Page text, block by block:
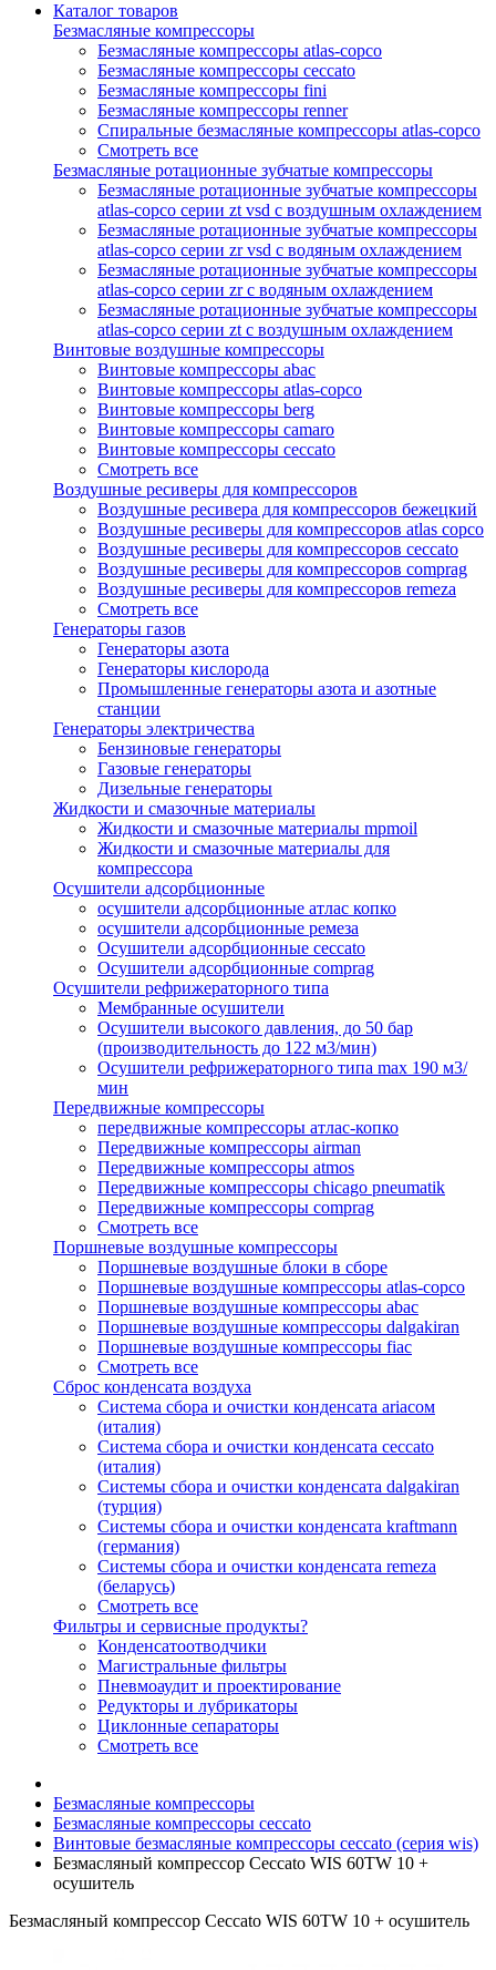
Каталог товаров
Безмасляные компрессоры
Безмасляные компрессоры atlas-copco
Безмасляные компрессоры ceccato
Безмасляные компрессоры fini
Безмасляные компрессоры renner
Спиральные безмасляные компрессоры atlas-copco
Смотреть все
Безмасляные ротационные зубчатые компрессоры
Безмасляные ротационные зубчатые компрессоры
atlas-copco серии zt vsd с воздушным охлаждением
Безмасляные ротационные зубчатые компрессоры
atlas-copco серии zr vsd с водяным охлаждением
Безмасляные ротационные зубчатые компрессоры
atlas-copco серии zr с водяным охлаждением
Безмасляные ротационные зубчатые компрессоры
atlas-copco серии zt с воздушным охлаждением
Винтовые воздушные компрессоры
Винтовые компрессоры abac
Винтовые компрессоры atlas-copco
Винтовые компрессоры berg
Винтовые компрессоры camaro
Винтовые компрессоры ceccato
Смотреть все
Воздушные ресиверы для компрессоров
Воздушные ресивера для компрессоров бежецкий
Воздушные ресиверы для компрессоров atlas copco
Воздушные ресиверы для компрессоров ceccato
Воздушные ресиверы для компрессоров comprag
Воздушные ресиверы для компрессоров remeza
Смотреть все
Генераторы газов
Генераторы азота
Генераторы кислорода
Промышленные генераторы азота и азотные
станции
Генераторы электричества
Бензиновые генераторы
Газовые генераторы
Дизельные генераторы
Жидкости и смазочные материалы
Жидкости и смазочные материалы mpmoil
Жидкости и смазочные материалы для
компрессора
Осушители адсорбционные
осушители адсорбционные атлас копко
осушители адсорбционные ремеза
Осушители адсорбционные ceccato
Осушители адсорбционные comprag
Осушители рефрижераторного типа
Мембранные осушители
Осушители высокого давления, до 50 бар
(производительность до 122 м3/мин)
Осушители рефрижераторного типа max 190 м3/
мин
Передвижные компрессоры
передвижные компрессоры атлас-копко
Передвижные компрессоры airman
Передвижные компрессоры atmos
Передвижные компрессоры chicago pneumatik
Передвижные компрессоры comprag
Смотреть все
Поршневые воздушные компрессоры
Поршневые воздушные блоки в сборе
Поршневые воздушные компрессоры atlas-copco
Поршневые воздушные компрессоры abac
Поршневые воздушные компрессоры dalgakiran
Поршневые воздушные компрессоры fiac
Смотреть все
Сброс конденсата воздуха
Система сбора и очистки конденсата ariacом
(италия)
Система сбора и очистки конденсата ceccato
(италия)
Системы сбора и очистки конденсата dalgakiran
(турция)
Системы сбора и очистки конденсата kraftmann
(германия)
Системы сбора и очистки конденсата remeza
(беларусь)
Смотреть все
Фильтры и сервисные продукты?
Конденсатоотводчики
Магистральные фильтры
Пневмоаудит и проектирование
Редукторы и лубрикаторы
Циклонные сепараторы
Смотреть все
Безмасляные компрессоры
Безмасляные компрессоры ceccato
Винтовые безмасляные компрессоры ceccato (серия wis)
Безмасляный компрессор Ceccato WIS 60TW 10 +
осушитель
Безмасляный компрессор Ceccato WIS 60TW 10 + осушитель